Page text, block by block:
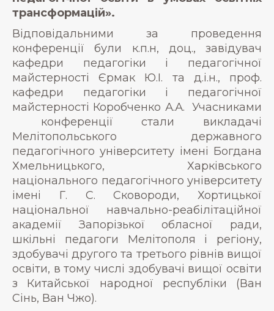
трансформацій».
Відповідальними за проведення
конференції були к.п.н, доц., завідувач
кафедри педагогіки і педагогічної
майстерності Єрмак Ю.І. та д.і.н., проф.
кафедри педагогіки і педагогічної
майстерності Коробченко А.А. Учасниками
конференції стали викладачі
Мелітопольського державного
педагогічного університету імені Богдана
Хмельницького, Харківського
національного педагогічного університету
імені Г. С. Сковороди, Хортицької
національної навчально-реабілітаційної
академії Запорізької обласної ради,
шкільні педагоги Мелітополя і регіону,
здобувачі другого та третього рівнів вищої
освіти, в тому числі здобувачі вищої освіти
з Китайської народної республіки (Ван
Сінь, Ван Чжо).